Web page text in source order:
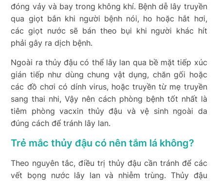
đóng vảy và bay trong không khí. Bệnh dễ lây truyền
qua giọt bắn khi người bệnh nói, ho hoặc hắt hơi,
các giọt nước sẽ bán theo bụi khi người khác hít
phải gây ra dịch bệnh.
Ngoài ra thủy đậu có thể lây lan qua bề mặt tiếp xúc
gián tiếp như dùng chung vật dụng, chăn gối hoặc
các đồ chơi có dính virus, hoặc truyền từ mẹ truyền
sang thai nhi, Vậy nên cách phòng bệnh tốt nhất là
tiêm phòng vacxin thủy đậu và vệ sinh ngoài da
đúng cách để tránh lây lan.
Trẻ mắc thủy đậu có nên tắm lá không?
Theo nguyên tắc, điều trị thủy đậu cần tránh để các
vết bọng nước lây lan và nhiễm trùng. Thủy đậu